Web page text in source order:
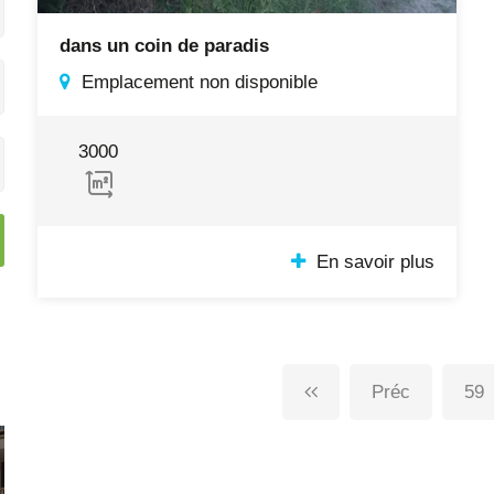
dans un coin de paradis
Emplacement non disponible
3000
En savoir plus
Préc 59